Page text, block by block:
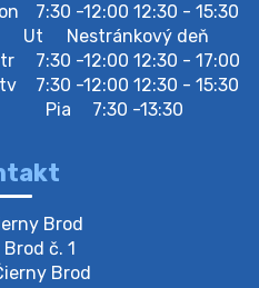
že v stredu 05. augusta
Értesítjük a lakosokat,
én a gyűjtőudvar zárva
plastu-
že v stredu 05. augusta
7:30 -12:00 12:30 - 15:30
Ut
Nestránkový deň
7:30 -12:00 12:30 - 17:00
7:30 -12:00 12:30 - 15:30
Pia
7:30 -13:30
Brod
č. 1
Brod